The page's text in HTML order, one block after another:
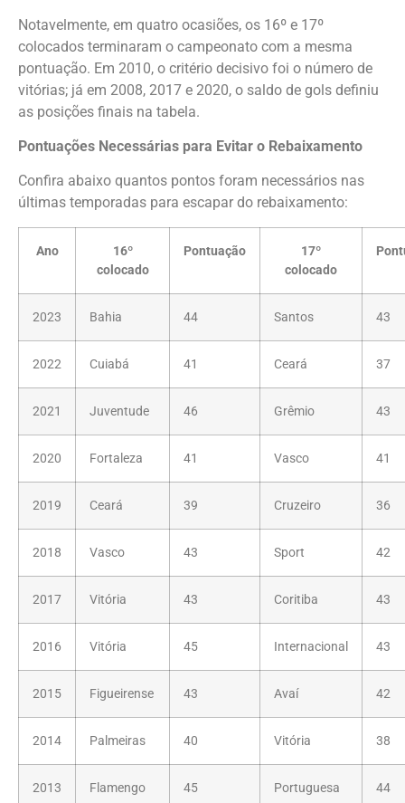
Notavelmente, em quatro ocasiões, os 16º e 17º
colocados terminaram o campeonato com a mesma
pontuação. Em 2010, o critério decisivo foi o número de
vitórias; já em 2008, 2017 e 2020, o saldo de gols definiu
as posições finais na tabela.
Pontuações Necessárias para Evitar o Rebaixamento
Confira abaixo quantos pontos foram necessários nas
últimas temporadas para escapar do rebaixamento:
Ano
16º
colocado
Pontuação
17º
colocado
2023 Bahia 44 Santos 43
2022 Cuiabá 41 Ceará 37
2021 Juventude 46 Grêmio 43
2020 Fortaleza 41 Vasco 41
2019 Ceará 39 Cruzeiro 36
2018 Vasco 43 Sport 42
2017 Vitória 43 Coritiba 43
2016 Vitória 45 Internacional 43
2015 Figueirense 43 Avaí 42
2014 Palmeiras 40 Vitória 38
2013 Flamengo 45 Portuguesa 44